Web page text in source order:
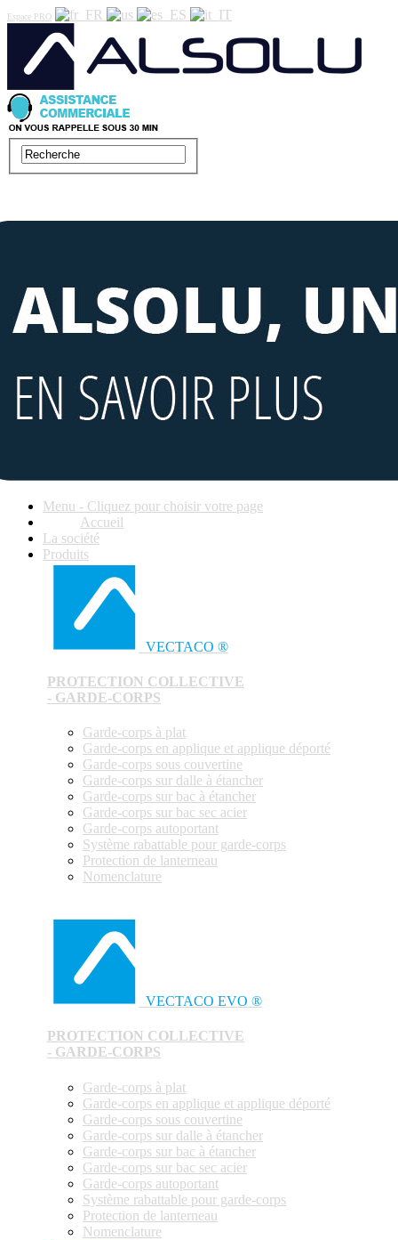
Espace PRO
Menu - Cliquez pour choisir votre page
Accueil
La société
Produits
VECTACO ®
PROTECTION COLLECTIVE
- GARDE-CORPS
Garde-corps à plat
Garde-corps en applique et applique déporté
Garde-corps sous couvertine
Garde-corps sur dalle à étancher
Garde-corps sur bac à étancher
Garde-corps sur bac sec acier
Garde-corps autoportant
Système rabattable pour garde-corps
Protection de lanterneau
Nomenclature
VECTACO EVO ®
PROTECTION COLLECTIVE
- GARDE-CORPS
Garde-corps à plat
Garde-corps en applique et applique déporté
Garde-corps sous couvertine
Garde-corps sur dalle à étancher
Garde-corps sur bac à étancher
Garde-corps sur bac sec acier
Garde-corps autoportant
Système rabattable pour garde-corps
Protection de lanterneau
Nomenclature